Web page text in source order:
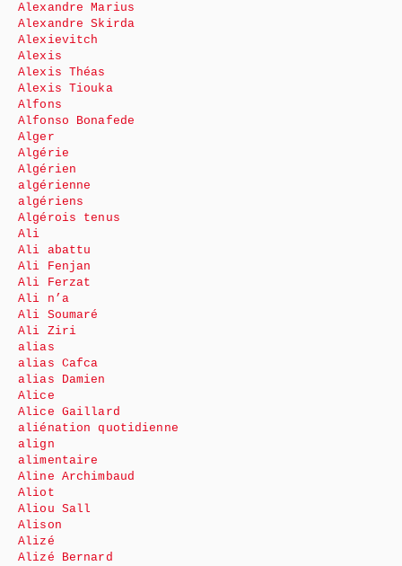
Alexandre Marius
Alexandre Skirda
Alexievitch
Alexis
Alexis Théas
Alexis Tiouka
Alfons
Alfonso Bonafede
Alger
Algérie
Algérien
algérienne
algériens
Algérois tenus
Ali
Ali abattu
Ali Fenjan
Ali Ferzat
Ali n’a
Ali Soumaré
Ali Ziri
alias
alias Cafca
alias Damien
Alice
Alice Gaillard
aliénation quotidienne
align
alimentaire
Aline Archimbaud
Aliot
Aliou Sall
Alison
Alizé
Alizé Bernard